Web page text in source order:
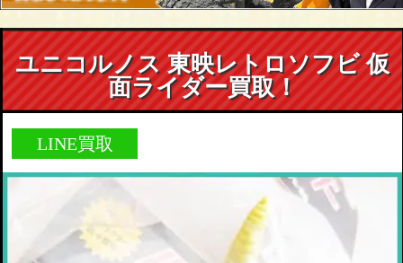
ユニコルノス 東映レトロソフビ 仮
面ライダー買取！
LINE買取